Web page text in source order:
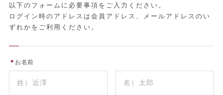
以下のフォームに必要事項をご入力ください。
ログイン時のアドレスは会員アドレス、メールアドレスのい
ずれかをご利用ください。
＊ お名前